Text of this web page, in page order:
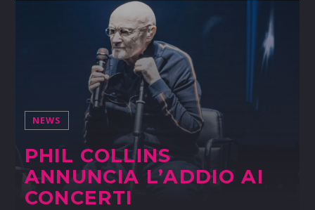
NEWS
PHIL COLLINS
ANNUNCIA L’ADDIO AI
CONCERTI